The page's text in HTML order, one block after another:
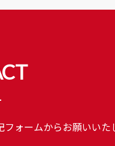
フォームからお願いいた